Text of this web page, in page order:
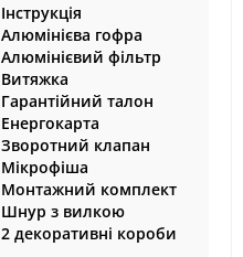
Інструкція
Алюмінієва гофра
Алюмінієвий фільтр
Витяжка
Гарантійний талон
Енергокарта
Зворотний клапан
Мікрофіша
Монтажний комплект
Шнур з вилкою
2 декоративні короби